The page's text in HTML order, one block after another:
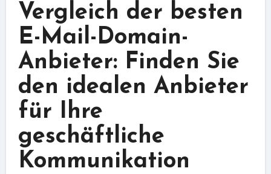
Vergleich der besten
E-Mail-Domain-
Anbieter: Finden Sie
den idealen Anbieter
für Ihre
geschäftliche
Kommunikation